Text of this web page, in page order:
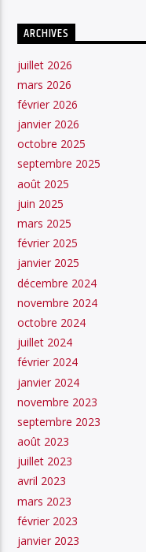
ARCHIVES
juillet 2026
mars 2026
février 2026
janvier 2026
octobre 2025
septembre 2025
août 2025
juin 2025
mars 2025
février 2025
janvier 2025
décembre 2024
novembre 2024
octobre 2024
juillet 2024
février 2024
janvier 2024
novembre 2023
septembre 2023
août 2023
juillet 2023
avril 2023
mars 2023
février 2023
janvier 2023